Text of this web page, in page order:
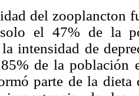
del zooplancton
solo el 47% de la
intensidad de
de la población
parte de la